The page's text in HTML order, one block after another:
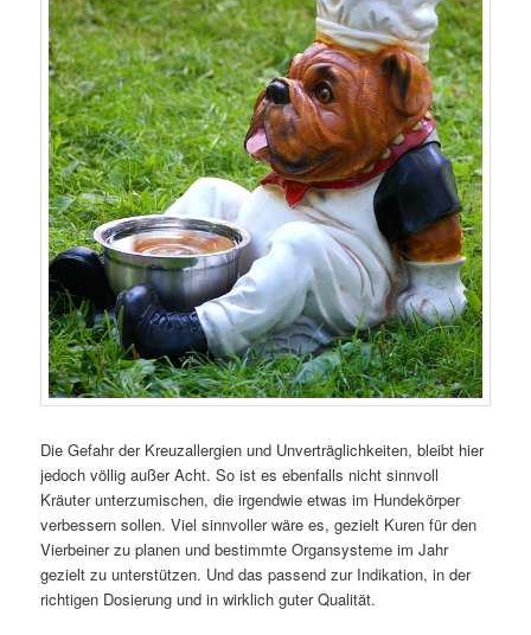
Die Gefahr der Kreuzallergien und Unverträglichkeiten, bleibt hier
jedoch völlig außer Acht. So ist es ebenfalls nicht sinnvoll
Kräuter unterzumischen, die irgendwie etwas im Hundekörper
verbessern sollen. Viel sinnvoller wäre es, gezielt Kuren für den
Vierbeiner zu planen und bestimmte Organsysteme im Jahr
gezielt zu unterstützen. Und das passend zur Indikation, in der
richtigen Dosierung und in wirklich guter Qualität.